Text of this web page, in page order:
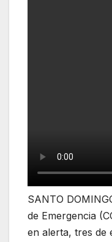
SANTO
de Emergencia
en alerta, tres de